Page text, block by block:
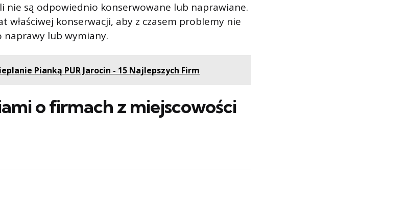
nie są odpowiednio konserwowane lub naprawiane.
właściwej konserwacji, aby z czasem problemy nie
naprawy lub wymiany.
Pianką PUR Jarocin - 15 Najlepszych Firm
o firmach z miejscowości